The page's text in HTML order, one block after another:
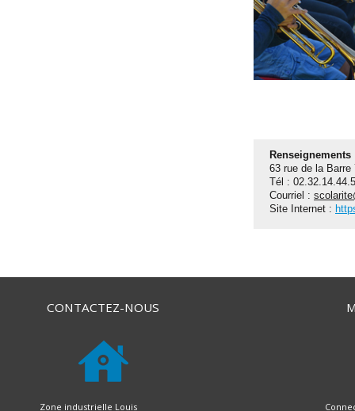
Renseignements
63 rue de la Barre
Tél :
Courriel :
Site Internet :
CONTACTEZ-NOUS
Zone industrielle Louis